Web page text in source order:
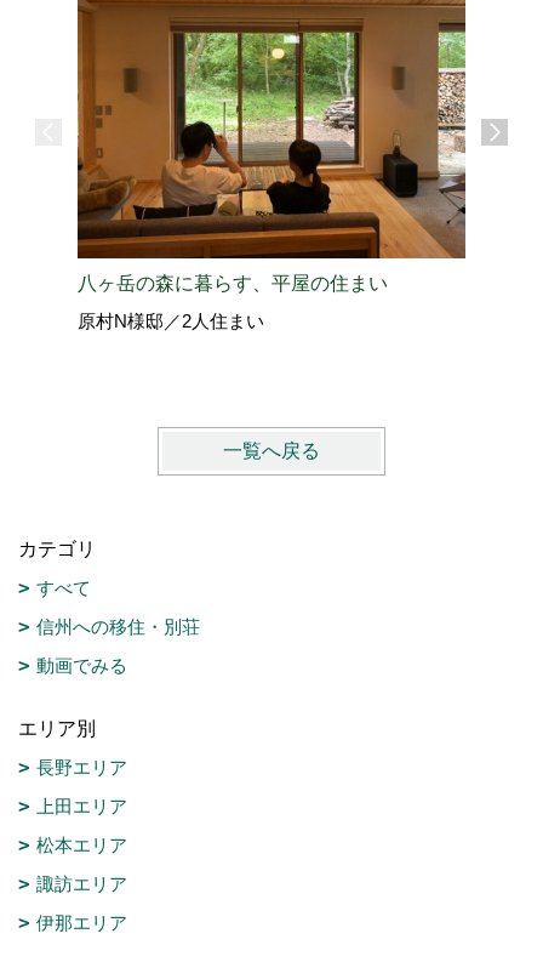
八ヶ岳の森に暮らす、平屋の住まい
原村N様邸／2人住まい
一覧へ戻る
カテゴリ
すべて
信州への移住・別荘
動画でみる
エリア別
長野エリア
上田エリア
松本エリア
諏訪エリア
伊那エリア